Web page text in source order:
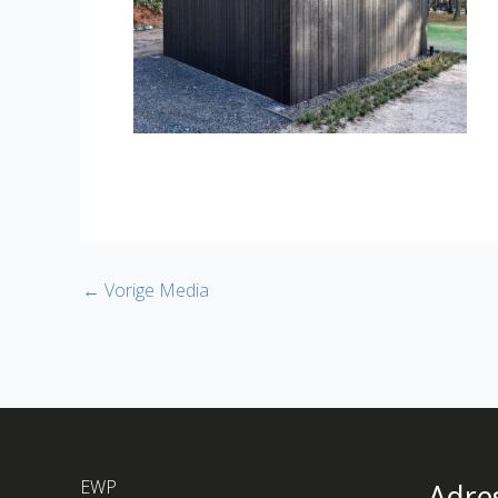
← Vorige Media
EWP